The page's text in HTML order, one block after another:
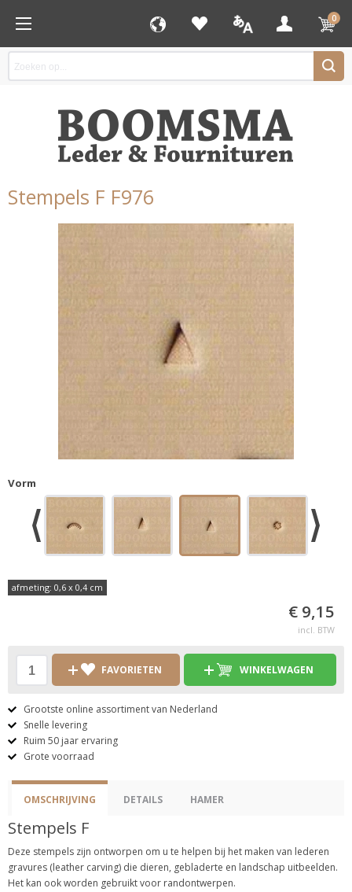
0
Stempels F F976
Vorm
afmeting: 0,6 x 0,4 cm
€ 9,15
incl. BTW
FAVORIETEN WINKELWAGEN
Grootste online assortiment van Nederland
Snelle levering
Ruim 50 jaar ervaring
Grote voorraad
OMSCHRIJVING DETAILS HAMER
Stempels F
Deze stempels zijn ontworpen om u te helpen bij het maken van lederen
gravures (leather carving) die dieren, gebladerte en landschap uitbeelden.
Het kan ook worden gebruikt voor randontwerpen.